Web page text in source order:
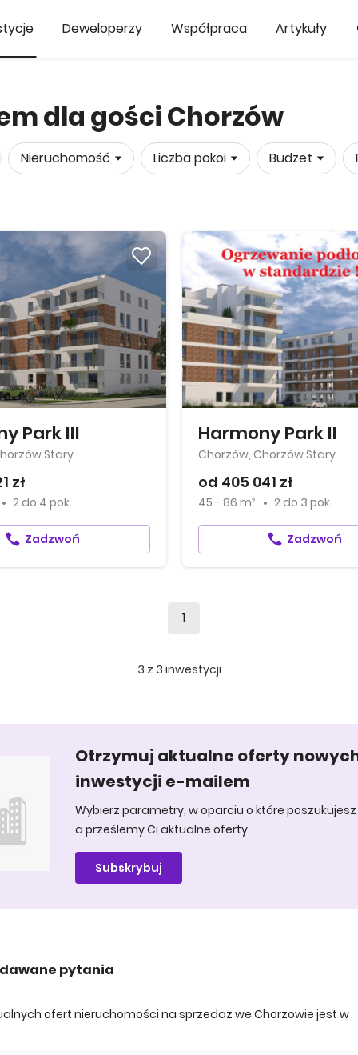
Deweloperzy Współpraca Artykuły
dla gości Chorzów
Nieruchomość Liczba pokoi Budżet
Park III
Stary
zł
2do 4 pok.
Zadzwoń
Harmony Park II
Chorzów, Chorzów Stary
od 405 041 zł
45 - 86 m² 2do 3 pok.
Zadzwoń
1
3 z 3 inwestycji
Otrzymuj aktualne oferty
inwestycji e-mailem
Wybierz parametry, w oparciu o które
a prześlemy Ci aktualne oferty.
Subskrybuj
pytania
ofert nieruchomości na sprzedaż we Chorzowie jest w